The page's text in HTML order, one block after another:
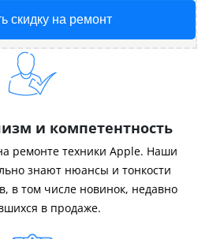
скидку на ремонт
и компетентность
ремонте техники Apple. Наши
знают нюансы и тонкости
в том числе новинок, недавно
в продаже.